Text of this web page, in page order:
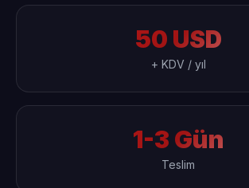
50 USD
+ KDV / yıl
1-3 Gün
Teslim